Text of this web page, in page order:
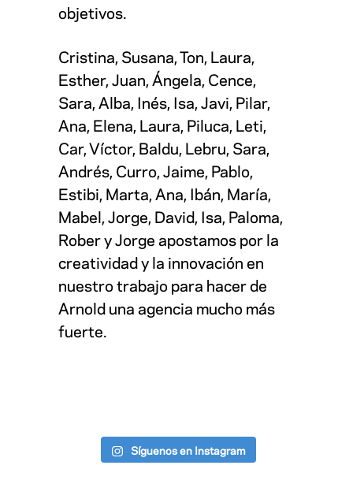
objetivos.
Cristina, Susana, Ton, Laura,
Esther, Juan, Ángela, Cence,
Sara, Alba, Inés, Isa, Javi, Pilar,
Ana, Elena, Laura, Piluca, Leti,
Car, Víctor, Baldu, Lebru, Sara,
Andrés, Curro, Jaime, Pablo,
Estibi, Marta, Ana, Ibán, María,
Mabel, Jorge, David, Isa, Paloma,
Rober y Jorge apostamos por la
creatividad y la innovación en
nuestro trabajo para hacer de
Arnold una agencia mucho más
fuerte.
Síguenos en Instagram